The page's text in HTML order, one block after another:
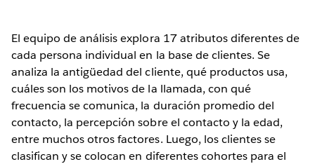
El equipo de análisis explora 17 atributos diferentes de
cada persona individual en la base de clientes. Se
analiza la antigüedad del cliente, qué productos usa,
cuáles son los motivos de la llamada, con qué
frecuencia se comunica, la duración promedio del
contacto, la percepción sobre el contacto y la edad,
entre muchos otros factores. Luego, los clientes se
clasifican y se colocan en diferentes cohortes para el